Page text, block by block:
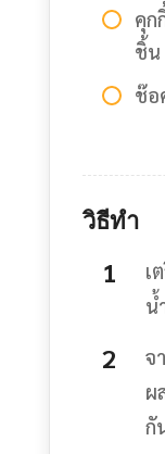
คุก
ชิ้น
ช๊อ
วิธีทำ
เ
น้
จ
ผ
กั